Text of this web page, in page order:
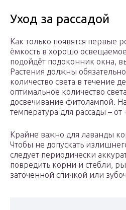
Уход за рассадой
Как только появятся первые
ёмкость в хорошо
подойдёт подоконник окна,
Растения должны
количество света в течение
оптимальное количество
досвечивание фитолампой.
температура для рассады – от
Крайне важно для лаванды
Чтобы не допускать
следует периодически
повредить корни и стебли,
заточенной спичкой или